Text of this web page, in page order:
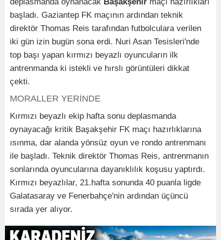
başladı. Gaziantep FK maçının ardından teknik
direktör Thomas Reis tarafından futbolculara verilen
iki gün izin bugün sona erdi. Nuri Asan Tesisleri'nde
top başı yapan kırmızı beyazlı oyuncuların ilk
antrenmanda ki istekli ve hırslı görüntüleri dikkat
çekti.
MORALLER YERİNDE
Kırmızı beyazlı ekip hafta sonu deplasmanda
oynayacağı kritik Başakşehir FK maçı hazırlıklarına
ısınma, dar alanda yönsüz oyun ve rondo antrenmanı
ile başladı. Teknik direktör Thomas Reis, antrenmanın
sonlarında oyuncularına dayanıklılık koşusu yaptırdı.
Kırmızı beyazlılar, 21.hafta sonunda 40 puanla ligde
Galatasaray ve Fenerbahçe'nin ardından üçüncü
sırada yer alıyor.